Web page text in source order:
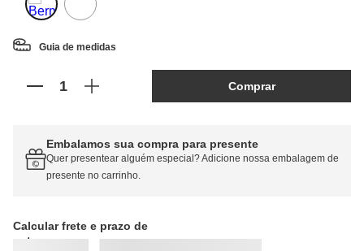
Guia de medidas
Comprar
Embalamos sua compra para presente
Quer presentear alguém especial? Adicione nossa embalagem de
presente no carrinho.
Calcular frete